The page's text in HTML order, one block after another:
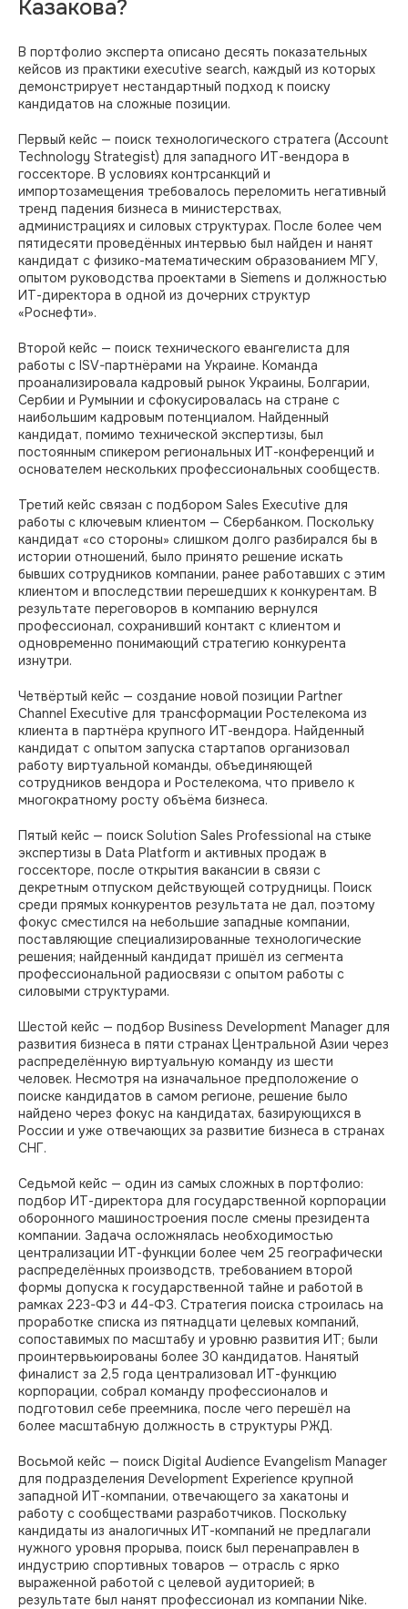
Казакова?
В портфолио эксперта описано десять показательных
кейсов из практики executive search, каждый из которых
демонстрирует нестандартный подход к поиску
кандидатов на сложные позиции.
Первый кейс — поиск технологического стратега (Account
Technology Strategist) для западного ИТ-вендора в
госсекторе. В условиях контрсанкций и
импортозамещения требовалось переломить негативный
тренд падения бизнеса в министерствах,
администрациях и силовых структурах. После более чем
пятидесяти проведённых интервью был найден и нанят
кандидат с физико-математическим образованием МГУ,
опытом руководства проектами в Siemens и должностью
ИТ-директора в одной из дочерних структур
«Роснефти».
Второй кейс — поиск технического евангелиста для
работы с ISV-партнёрами на Украине. Команда
проанализировала кадровый рынок Украины, Болгарии,
Сербии и Румынии и сфокусировалась на стране с
наибольшим кадровым потенциалом. Найденный
кандидат, помимо технической экспертизы, был
постоянным спикером региональных ИТ-конференций и
основателем нескольких профессиональных сообществ.
Третий кейс связан с подбором Sales Executive для
работы с ключевым клиентом — Сбербанком. Поскольку
кандидат «со стороны» слишком долго разбирался бы в
истории отношений, было принято решение искать
бывших сотрудников компании, ранее работавших с этим
клиентом и впоследствии перешедших к конкурентам. В
результате переговоров в компанию вернулся
профессионал, сохранивший контакт с клиентом и
одновременно понимающий стратегию конкурента
изнутри.
Четвёртый кейс — создание новой позиции Partner
Channel Executive для трансформации Ростелекома из
клиента в партнёра крупного ИТ-вендора. Найденный
кандидат с опытом запуска стартапов организовал
работу виртуальной команды, объединяющей
сотрудников вендора и Ростелекома, что привело к
многократному росту объёма бизнеса.
Пятый кейс — поиск Solution Sales Professional на стыке
экспертизы в Data Platform и активных продаж в
госсекторе, после открытия вакансии в связи с
декретным отпуском действующей сотрудницы. Поиск
среди прямых конкурентов результата не дал, поэтому
фокус сместился на небольшие западные компании,
поставляющие специализированные технологические
решения; найденный кандидат пришёл из сегмента
профессиональной радиосвязи с опытом работы с
силовыми структурами.
Шестой кейс — подбор Business Development Manager для
развития бизнеса в пяти странах Центральной Азии через
распределённую виртуальную команду из шести
человек. Несмотря на изначальное предположение о
поиске кандидатов в самом регионе, решение было
найдено через фокус на кандидатах, базирующихся в
России и уже отвечающих за развитие бизнеса в странах
СНГ.
Седьмой кейс — один из самых сложных в портфолио:
подбор ИТ-директора для государственной корпорации
оборонного машиностроения после смены президента
компании. Задача осложнялась необходимостью
централизации ИТ-функции более чем 25 географически
распределённых производств, требованием второй
формы допуска к государственной тайне и работой в
рамках 223-ФЗ и 44-ФЗ. Стратегия поиска строилась на
проработке списка из пятнадцати целевых компаний,
сопоставимых по масштабу и уровню развития ИТ; были
проинтервьюированы более 30 кандидатов. Нанятый
финалист за 2,5 года централизовал ИТ-функцию
корпорации, собрал команду профессионалов и
подготовил себе преемника, после чего перешёл на
более масштабную должность в структуры РЖД.
Восьмой кейс — поиск Digital Audience Evangelism Manager
для подразделения Development Experience крупной
западной ИТ-компании, отвечающего за хакатоны и
работу с сообществами разработчиков. Поскольку
кандидаты из аналогичных ИТ-компаний не предлагали
нужного уровня прорыва, поиск был перенаправлен в
индустрию спортивных товаров — отрасль с ярко
выраженной работой с целевой аудиторией; в
результате был нанят профессионал из компании Nike.